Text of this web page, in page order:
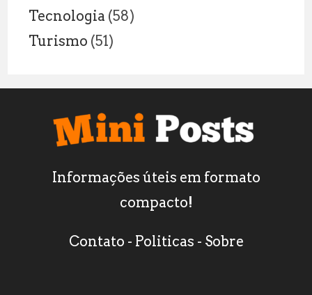
Tecnologia (58)
Turismo (51)
Informações úteis em formato
compacto!
Contato - Politicas - Sobre